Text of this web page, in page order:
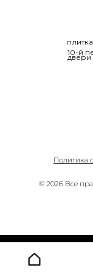
© 2026 Все
Политика
10-й
двери